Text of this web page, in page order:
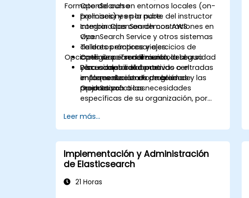
OpenSearch en entornos locales (on-
premises) y en la nube.
Integrar OpenSearch con AWS
OpenSearch Service y otros sistemas
de datos empresariales.
Optimizar el rendimiento, la seguridad
y la escalabilidad para
implementaciones de grado
productivo.
Formato del curso
Explicaciones por parte del instructor
combinadas con demostraciones en
vivo.
Talleres prácticos y ejercicios de
configuración del mundo real.
Discusiones colaborativas centradas
en la resolución de problemas y las
mejores prácticas.
Opciones de personalización del curso
Para adaptar el contenido o el
enfoque de esta formación de
OpenSearch a las necesidades
específicas de su organización, por
nosotros para organizar una sesión
personalizada.
Leer más...
Implementación y Administración
de Elasticsearch
21 Horas